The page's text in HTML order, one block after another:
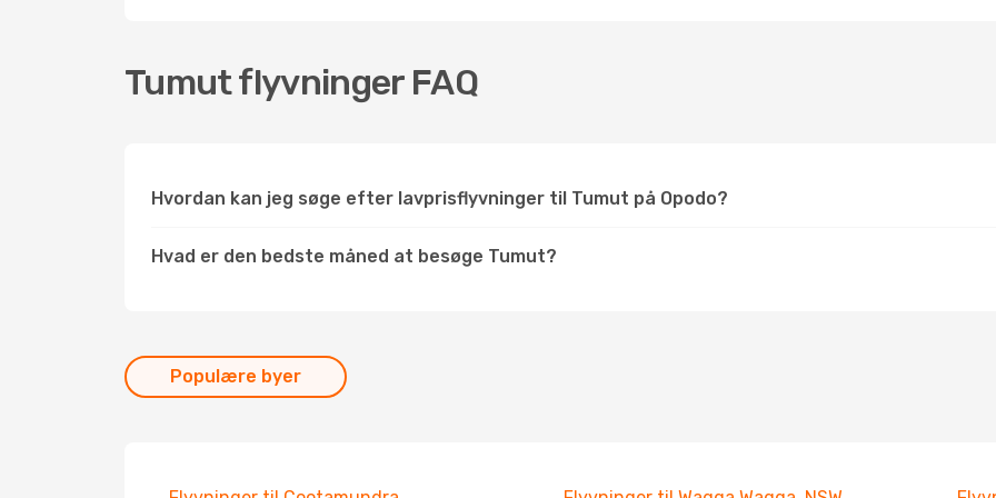
Tumut flyvninger FAQ
Hvordan kan jeg søge efter lavprisflyvninger til Tumut på Opodo?
Hvad er den bedste måned at besøge Tumut?
Populære byer